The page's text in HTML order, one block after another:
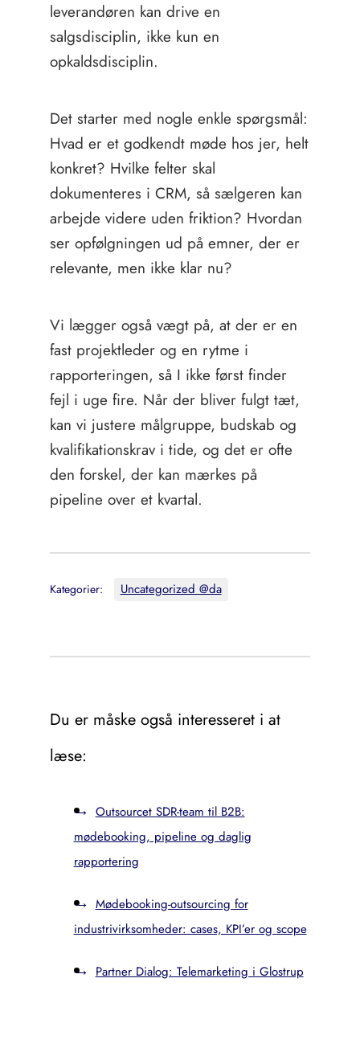
leverandøren kan drive en
salgsdisciplin, ikke kun en
opkaldsdisciplin.
Det starter med nogle enkle spørgsmål:
Hvad er et godkendt møde hos jer, helt
konkret? Hvilke felter skal
dokumenteres i CRM, så sælgeren kan
arbejde videre uden friktion? Hvordan
ser opfølgningen ud på emner, der er
relevante, men ikke klar nu?
Vi lægger også vægt på, at der er en
fast projektleder og en rytme i
rapporteringen, så I ikke først finder
fejl i uge fire. Når der bliver fulgt tæt,
kan vi justere målgruppe, budskab og
kvalifikationskrav i tide, og det er ofte
den forskel, der kan mærkes på
pipeline over et kvartal.
Kategorier: Uncategorized @da
Du er måske også interesseret i at
læse:
Outsourcet SDR-team til B2B:
mødebooking, pipeline og daglig
rapportering
Mødebooking-outsourcing for
industrivirksomheder: cases, KPI’er og scope
Partner Dialog: Telemarketing i Glostrup